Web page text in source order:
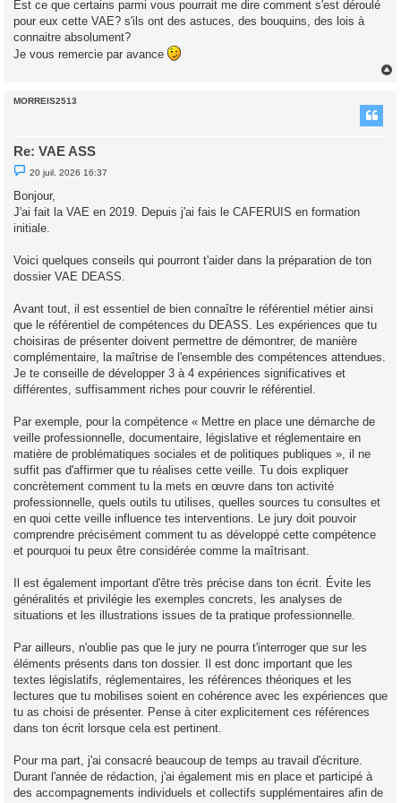
n
n
l
Est ce que certains parmi vous pourrait me dire comment s'est déroulé
pour eux cette VAE? s'ils ont des astuces, des bouquins, des lois à
connaitre absolument?
Je vous remercie par avance
MORREIS2513
Re: VAE ASS
M
e
s
a
g
e
o
n
l
20 juil. 2026 16:37
Bonjour,
J'ai fait la VAE en 2019. Depuis j'ai fais le CAFERUIS en formation
initiale.
Voici quelques conseils qui pourront t'aider dans la préparation de ton
dossier VAE DEASS.
Avant tout, il est essentiel de bien connaître le référentiel métier ainsi
que le référentiel de compétences du DEASS. Les expériences que tu
choisiras de présenter doivent permettre de démontrer, de manière
complémentaire, la maîtrise de l'ensemble des compétences attendues.
Je te conseille de développer 3 à 4 expériences significatives et
différentes, suffisamment riches pour couvrir le référentiel.
Par exemple, pour la compétence « Mettre en place une démarche de
veille professionnelle, documentaire, législative et réglementaire en
matière de problématiques sociales et de politiques publiques », il ne
suffit pas d'affirmer que tu réalises cette veille. Tu dois expliquer
concrètement comment tu la mets en œuvre dans ton activité
professionnelle, quels outils tu utilises, quelles sources tu consultes et
en quoi cette veille influence tes interventions. Le jury doit pouvoir
comprendre précisément comment tu as développé cette compétence
et pourquoi tu peux être considérée comme la maîtrisant.
Il est également important d'être très précise dans ton écrit. Évite les
généralités et privilégie les exemples concrets, les analyses de
situations et les illustrations issues de ta pratique professionnelle.
Par ailleurs, n'oublie pas que le jury ne pourra t'interroger que sur les
éléments présents dans ton dossier. Il est donc important que les
textes législatifs, réglementaires, les références théoriques et les
lectures que tu mobilises soient en cohérence avec les expériences que
tu as choisi de présenter. Pense à citer explicitement ces références
dans ton écrit lorsque cela est pertinent.
Pour ma part, j'ai consacré beaucoup de temps au travail d'écriture.
Durant l'année de rédaction, j'ai également mis en place et participé à
des accompagnements individuels et collectifs supplémentaires afin de